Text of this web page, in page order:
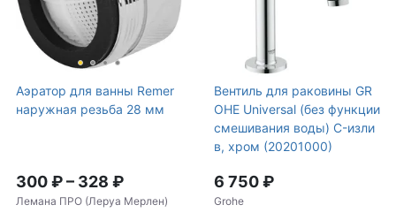
Аэратор для ванны Remer
наружная резьба 28 мм
300 ₽– 328 ₽
Лемана ПРО (Леруа Мерлен)
Вентиль для раковины GR
OHE Universal (без функции
смешивания воды) C-изли
в, хром (20201000)
6 750 ₽
Grohe